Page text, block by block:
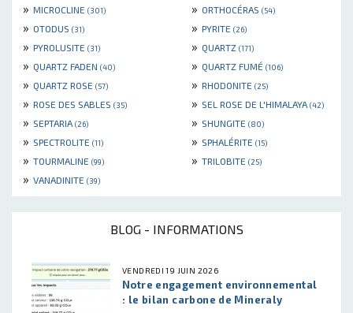
» MICROCLINE (301) » ORTHOCÉRAS (54)
» OTODUS (31) » PYRITE (26)
» PYROLUSITE (31) » QUARTZ (171)
» QUARTZ FADEN (40) » QUARTZ FUMÉ (106)
» QUARTZ ROSE (57) » RHODONITE (25)
» ROSE DES SABLES (35) » SEL ROSE DE L'HIMALAYA (42)
» SEPTARIA (26) » SHUNGITE (80)
» SPECTROLITE (11) » SPHALÉRITE (15)
» TOURMALINE (99) » TRILOBITE (25)
» VANADINITE (39)
BLOG - INFORMATIONS
VENDREDI 19 JUIN 2026
Notre engagement environnemental
: le bilan carbone de Mineraly